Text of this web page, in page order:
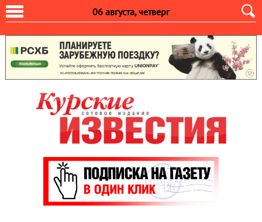
06 августа, четверг